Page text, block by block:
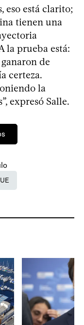
eso está clarito;
tienen una
la prueba está:
de
certeza.
la
expresó Salle.